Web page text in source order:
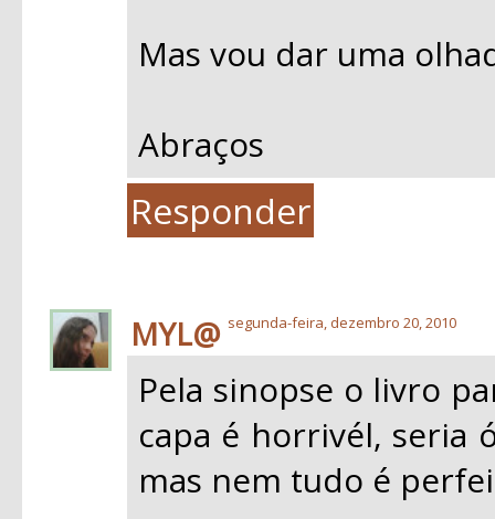
Mas vou dar uma
Abraços
Responder
MYL@ segunda-feira, dezembro 20, 2010
Pela sinopse o livro
capa é horrivél, seria
mas nem tudo é